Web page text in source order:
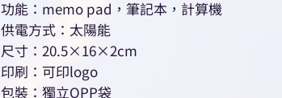
功能：memo pad，筆記本，計算機
供電方式：太陽能
尺寸：20.5×16×2cm
印刷：可印logo
包裝：獨立OPP袋